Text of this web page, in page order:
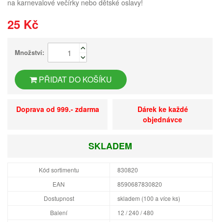
na karnevalové večírky nebo dětské oslavy!
25 Kč
Množství:
PŘIDAT DO KOŠÍKU
Doprava od 999.- zdarma
Dárek ke každé
objednávce
SKLADEM
Kód sortimentu
830820
EAN
8590687830820
Dostupnost
skladem (100 a více ks)
Balení
12 / 240 / 480